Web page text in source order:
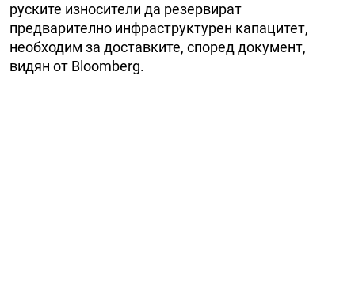
руските износители да резервират
предварително инфраструктурен капацитет,
необходим за доставките, според документ,
видян от Bloomberg.